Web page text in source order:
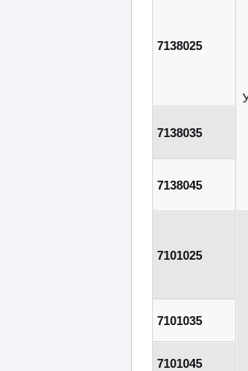
7138025
7138035
7138045
7101025
7101035
7101045